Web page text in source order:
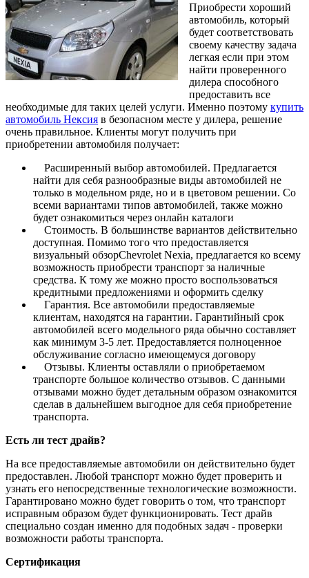
Приобрести хороший
автомобиль, который
будет соответствовать
своему качеству задача
легкая если при этом
найти проверенного
дилера способного
предоставить все
необходимые для таких целей услуги. Именно поэтому купить
автомобиль Нексия в безопасном месте у дилера, решение
очень правильное. Клиенты могут получить при
приобретении автомобиля получает:
Расширенный выбор автомобилей. Предлагается
найти для себя разнообразные виды автомобилей не
только в модельном ряде, но и в цветовом решении. Со
всеми вариантами типов автомобилей, также можно
будет ознакомиться через онлайн каталоги
Стоимость. В большинстве вариантов действительно
доступная. Помимо того что предоставляется
визуальный обзорChevrolet Nexia, предлагается ко всему
возможность приобрести транспорт за наличные
средства. К тому же можно просто воспользоваться
кредитными предложениями и оформить сделку
Гарантия. Все автомобили предоставляемые
клиентам, находятся на гарантии. Гарантийный срок
автомобилей всего модельного ряда обычно составляет
как минимум 3-5 лет. Предоставляется полноценное
обслуживание согласно имеющемуся договору
Отзывы. Клиенты оставляли о приобретаемом
транспорте большое количество отзывов. С данными
отзывами можно будет детальным образом ознакомится
сделав в дальнейшем выгодное для себя приобретение
транспорта.
Есть ли тест драйв?
На все предоставляемые автомобили он действительно будет
предоставлен. Любой транспорт можно будет проверить и
узнать его непосредственные технологические возможности.
Гарантировано можно будет говорить о том, что транспорт
исправным образом будет функционировать. Тест драйв
специально создан именно для подобных задач - проверки
возможности работы транспорта.
Сертификация